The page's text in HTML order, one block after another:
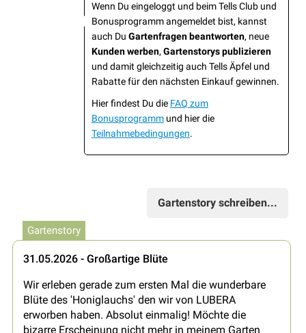
Wenn Du eingeloggt und beim Tells Club und
Bonusprogramm angemeldet bist, kannst
auch Du Gartenfragen beantworten, neue
Kunden werben, Gartenstorys publizieren
und damit gleichzeitig auch Tells Äpfel und
Rabatte für den nächsten Einkauf gewinnen.
Hier findest Du die FAQ zum
Bonusprogramm und hier die
Teilnahmebedingungen.
Gartenstory schreiben...
Gartenstory
31.05.2026 - Großartige Blüte
Wir erleben gerade zum ersten Mal die wunderbare
Blüte des 'Honiglauchs' den wir von LUBERA
erworben haben. Absolut einmalig! Möchte die
bizarre Erscheinung nicht mehr in meinem Garten